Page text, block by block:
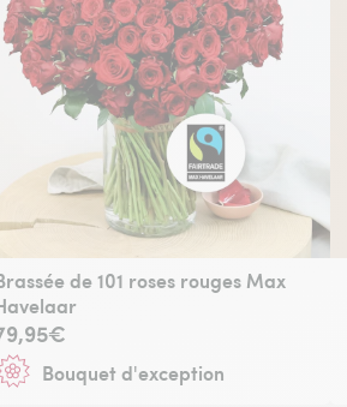
de 101 roses rouges Max
Bouquet d'exception